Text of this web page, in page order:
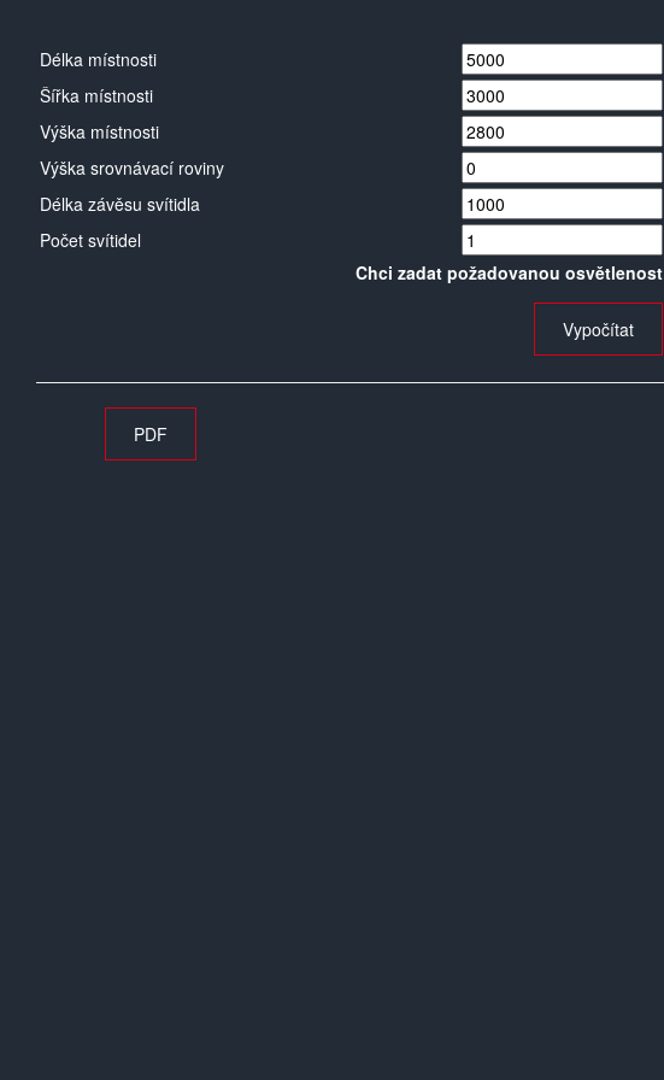
Délka místnosti
Šířka místnosti
Výška místnosti
Výška srovnávací roviny
Délka závěsu svítidla
Počet svítidel
Chci zadat požadovanou osvětlenost